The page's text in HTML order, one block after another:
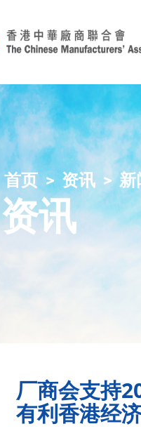
首页 资讯 新
资讯
厂商会支持
有利香港经